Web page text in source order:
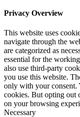
Privacy Overview
This website uses
navigate through the
are categorized as
essential for the
also use third-party
you use this website.
only with your consent.
cookies. But opting out
on your browsing
Necessary